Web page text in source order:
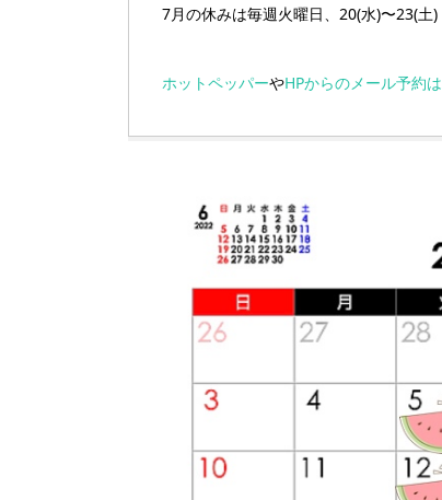
7月の休みは毎週火曜日、20(水)〜23(土)
ホットペッパーやHPからのメール予約は